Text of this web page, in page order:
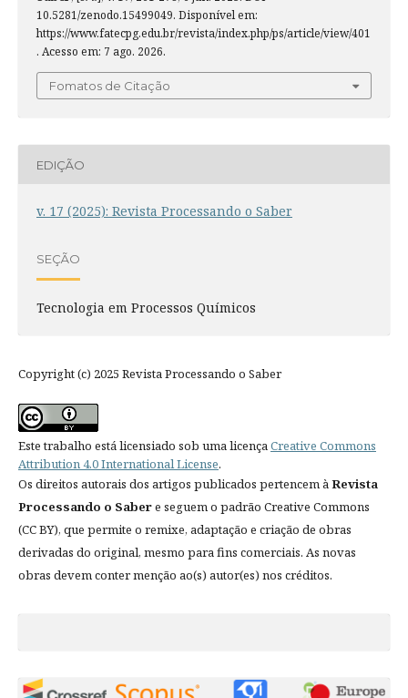
10.5281/zenodo.15499049. Disponível em:
https://www.fatecpg.edu.br/revista/index.php/ps/article/view/401
. Acesso em: 7 ago. 2026.
Fomatos de Citação
EDIÇÃO
v. 17 (2025): Revista Processando o Saber
SEÇÃO
Tecnologia em Processos Químicos
Copyright (c) 2025 Revista Processando o Saber
Este trabalho está licensiado sob uma licençaCreative Commons
Attribution 4.0 International License.
Os direitos autorais dos artigos publicados pertencem àRevista
Processando o Sabere seguem o padrão Creative Commons
(CC BY), que permite o remixe, adaptação e criação de obras
derivadas do original, mesmo para fins comerciais. As novas
obras devem conter menção ao(s) autor(es) nos créditos.